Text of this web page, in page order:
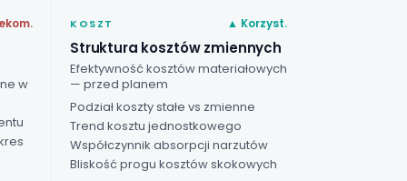
w
KOSZT ▲ Korzyst.
Struktura kosztów zmiennych
Efektywność kosztów materiałowych
— przed planem
Podziałkoszty stałe vs zmienne
Trend kosztu jednostkowego
Współczynnik absorpcji narzutów
Bliskość progu kosztów skokowych